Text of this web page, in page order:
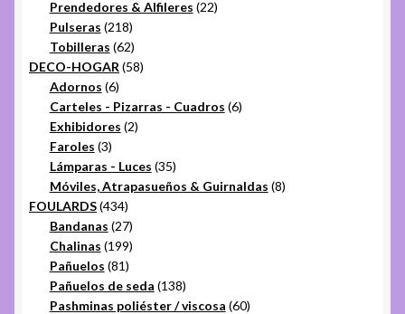
productos
Prendedores & Alfileres 2222
Pulseras 218218
productos
Tobilleras 6262
productos
DECO-HOGAR 5858
Adornos 66
productos
Carteles - Pizarras - Cuadros 66
Exhibidores 22
Faroles 33
productos
Lámparas - Luces 3535
productos
Móviles, Atrapasueños & Guirnaldas 88
FOULARDS 434434
productos
Bandanas 2727
productos
Chalinas 199199
productos
Pañuelos 8181
productos
Pañuelos de seda 138138
productos
Pashminas poliéster / viscosa 6060